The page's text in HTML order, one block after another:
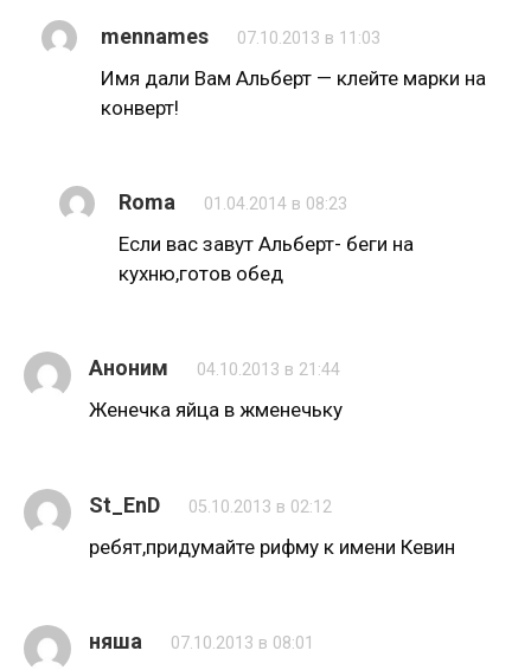
mennames 07.10.2013 в 11:03
Имя дали Вам Альберт — клейте марки на
конверт!
Roma 01.04.2014 в 08:23
Если вас завут Альберт- беги на
кухню,готов обед
Аноним 04.10.2013 в 21:44
Женечка яйца в жменечьку
St_EnD 05.10.2013 в 02:12
ребят,придумайте рифму к имени Кевин
няша 07.10.2013 в 08:01